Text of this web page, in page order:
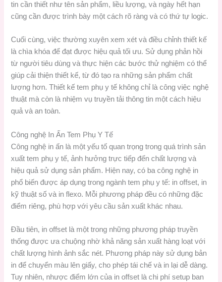
tin cần thiết như tên sản phẩm, liều lượng, và ngày hết hạn
cũng cần được trình bày một cách rõ ràng và có thứ tự logic.
Cuối cùng, việc thường xuyên xem xét và điều chỉnh thiết kế
là chìa khóa để đạt được hiệu quả tối ưu. Sử dụng phản hồi
từ người tiêu dùng và thực hiện các bước thử nghiệm có thể
giúp cải thiện thiết kế, từ đó tạo ra những sản phẩm chất
lượng hơn. Thiết kế tem phụ y tế không chỉ là công việc nghệ
thuật mà còn là nhiệm vụ truyền tải thông tin một cách hiệu
quả và an toàn.
Công nghệ In Ấn Tem Phụ Y Tế
Công nghệ in ấn là một yếu tố quan trọng trong quá trình sản
xuất tem phụ y tế, ảnh hưởng trực tiếp đến chất lượng và
hiệu quả sử dụng sản phẩm. Hiện nay, có ba công nghệ in
phổ biến được áp dụng trong ngành tem phụ y tế: in offset, in
kỹ thuật số và in flexo. Mỗi phương pháp đều có những đặc
điểm riêng, phù hợp với yêu cầu sản xuất khác nhau.
Đầu tiên, in offset là một trong những phương pháp truyền
thống được ưa chuộng nhờ khả năng sản xuất hàng loạt với
chất lượng hình ảnh sắc nét. Phương pháp này sử dụng bản
in để chuyển màu lên giấy, cho phép tái chế và in lại dễ dàng.
Tuy nhiên, nhược điểm lớn của in offset là chi phí setup ban